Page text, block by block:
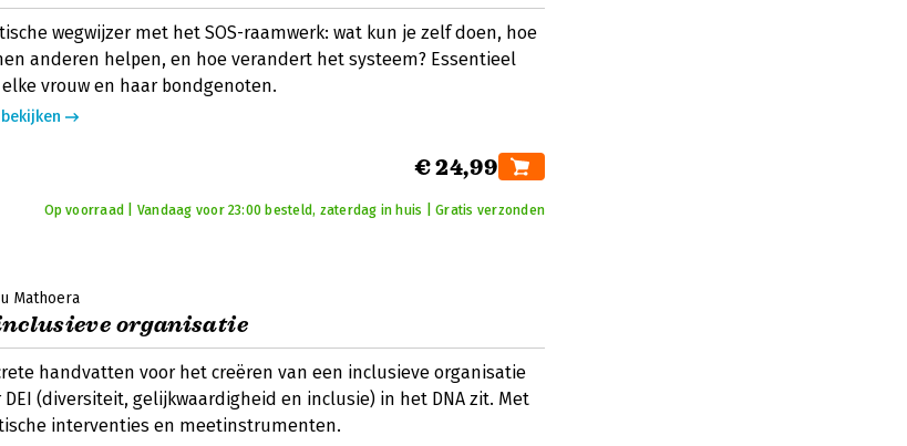
wegwijzer met het SOS-raamwerk: wat kun je zelf doen, hoe
anderen helpen, en hoe verandert het systeem? Essentieel
vrouw en haar bondgenoten.
€ 24,99
Op voorraad | Vandaag voor 23:00 besteld, zaterdag in huis | Gratis verzonden
Mathoera
organisatie
handvatten voor het creëren van een inclusieve organisatie
DEI (diversiteit, gelijkwaardigheid en inclusie) in het DNA zit. Met
interventies en meetinstrumenten.